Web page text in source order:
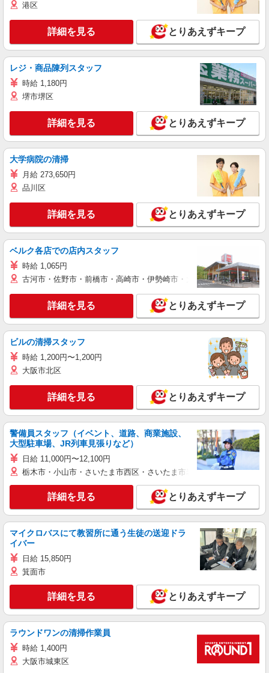
港区
詳細を見る とりあえずキープ
レジ・商品陳列スタッフ
時給 1,180円
堺市堺区
詳細を見る とりあえずキープ
大学病院の清掃
月給 273,650円
品川区
詳細を見る とりあえずキープ
ベルク各店での店内スタッフ
時給 1,065円
古河市・佐野市・前橋市・高崎市・伊勢崎市・太田市・館林市・藤
詳細を見る とりあえずキープ
ビルの清掃スタッフ
時給 1,200円〜1,200円
大阪市北区
詳細を見る とりあえずキープ
警備員スタッフ（イベント、道路、商業施設、
大型駐車場、JR列車見張りなど）
日給 11,000円〜12,100円
栃木市・小山市・さいたま市西区・さいたま市岩槻区・久喜市・蓮田
詳細を見る とりあえずキープ
マイクロバスにて教習所に通う生徒の送迎ドラ
イバー
日給 15,850円
箕面市
詳細を見る とりあえずキープ
ラウンドワンの清掃作業員
時給 1,400円
大阪市城東区